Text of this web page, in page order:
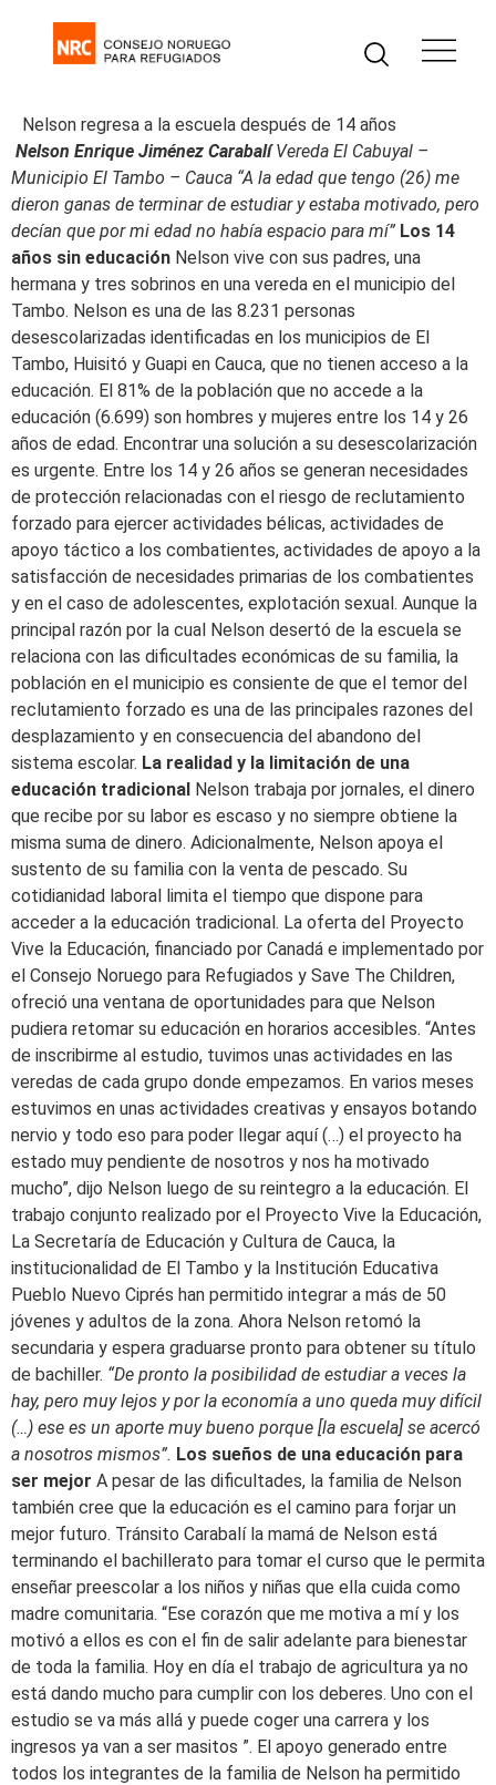
Nelson regresa a la escuela después de 14 años
Nelson Enrique Jiménez CarabalíVereda El Cabuyal –
Municipio El Tambo – Cauca “A la edad que tengo (26) me
dieron ganas de terminar de estudiar y estaba motivado, pero
decían que por mi edad no había espacio para mí” Los 14
años sin educación Nelson vive con sus padres, una
hermana y tres sobrinos en una vereda en el municipio del
Tambo. Nelson es una de las 8.231 personas
desescolarizadas identificadas en los municipios de El
Tambo, Huisitó y Guapi en Cauca, que no tienen acceso a la
educación. El 81% de la población que no accede a la
educación (6.699) son hombres y mujeres entre los 14 y 26
años de edad. Encontrar una solución a su desescolarización
es urgente. Entre los 14 y 26 años se generan necesidades
de protección relacionadas con el riesgo de reclutamiento
forzado para ejercer actividades bélicas, actividades de
apoyo táctico a los combatientes, actividades de apoyo a la
satisfacción de necesidades primarias de los combatientes
y en el caso de adolescentes, explotación sexual. Aunque la
principal razón por la cual Nelson desertó de la escuela se
relaciona con las dificultades económicas de su familia, la
población en el municipio es consiente de que el temor del
reclutamiento forzado es una de las principales razones del
desplazamiento y en consecuencia del abandono del
sistema escolar. La realidad y la limitación de una
educación tradicional Nelson trabaja por jornales, el dinero
que recibe por su labor es escaso y no siempre obtiene la
misma suma de dinero. Adicionalmente, Nelson apoya el
sustento de su familia con la venta de pescado. Su
cotidianidad laboral limita el tiempo que dispone para
acceder a la educación tradicional. La oferta del Proyecto
Vive la Educación, financiado por Canadá e implementado por
el Consejo Noruego para Refugiados y Save The Children,
ofreció una ventana de oportunidades para que Nelson
pudiera retomar su educación en horarios accesibles. “Antes
de inscribirme al estudio, tuvimos unas actividades en las
veredas de cada grupo donde empezamos. En varios meses
estuvimos en unas actividades creativas y ensayos botando
nervio y todo eso para poder llegar aquí (…) el proyecto ha
estado muy pendiente de nosotros y nos ha motivado
mucho”, dijo Nelson luego de su reintegro a la educación. El
trabajo conjunto realizado por el Proyecto Vive la Educación,
La Secretaría de Educación y Cultura de Cauca, la
institucionalidad de El Tambo y la Institución Educativa
Pueblo Nuevo Ciprés han permitido integrar a más de 50
jóvenes y adultos de la zona. Ahora Nelson retomó la
secundaria y espera graduarse pronto para obtener su título
de bachiller. “De pronto la posibilidad de estudiar a veces la
hay, pero muy lejos y por la economía a uno queda muy difícil
(…) ese es un aporte muy bueno porque [la escuela] se acercó
a nosotros mismos”. Los sueños de una educación para
ser mejor A pesar de las dificultades, la familia de Nelson
también cree que la educación es el camino para forjar un
mejor futuro. Tránsito Carabalí la mamá de Nelson está
terminando el bachillerato para tomar el curso que le permita
enseñar preescolar a los niños y niñas que ella cuida como
madre comunitaria. “Ese corazón que me motiva a mí y los
motivó a ellos es con el fin de salir adelante para bienestar
de toda la familia. Hoy en día el trabajo de agricultura ya no
está dando mucho para cumplir con los deberes. Uno con el
estudio se va más allá y puede coger una carrera y los
ingresos ya van a ser masitos ”. El apoyo generado entre
todos los integrantes de la familia de Nelson ha permitido